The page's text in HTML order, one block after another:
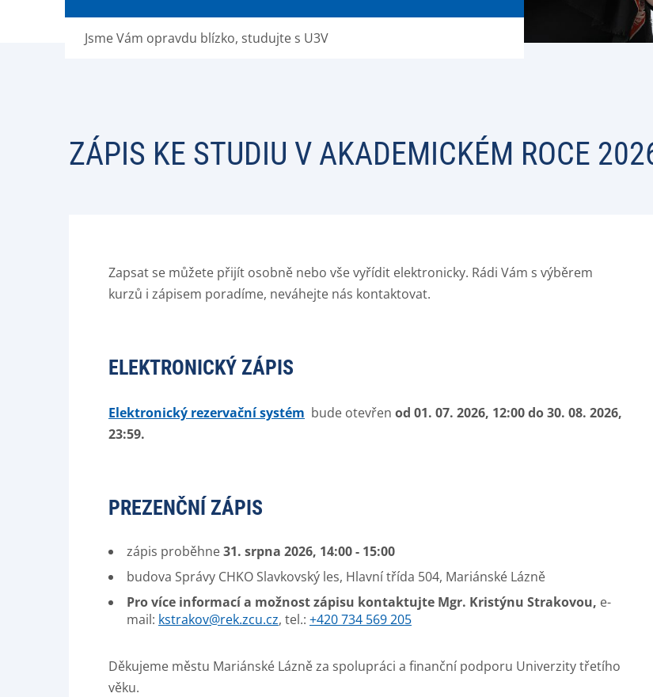
Jsme Vám opravdu blízko, studujte s U3V
ZÁPIS KE STUDIU V AKADEMICKÉM ROCE
Zapsat se můžete přijít osobně nebo vše vyřídit elektronicky. Rádi Vám s výběrem
kurzů i zápisem poradíme, neváhejte nás kontaktovat.
ELEKTRONICKÝ ZÁPIS
Elektronický rezervační systém bude otevřen od 01. 07. 2026, 12:00 do 30. 08. 2026,
23:59.
PREZENČNÍ ZÁPIS
zápis proběhne31. srpna 2026, 14:00 - 15:00
budova Správy CHKO Slavkovský les, Hlavní třída 504, Mariánské Lázně
Pro více informací a možnost zápisu kontaktujte Mgr. Kristýnu Strakovou, e-
mail: kstrakov@rek.zcu.cz, tel.: +420 734 569 205
Děkujeme městu Mariánské Lázně za spolupráci a finanční podporu Univerzity třetího
věku.